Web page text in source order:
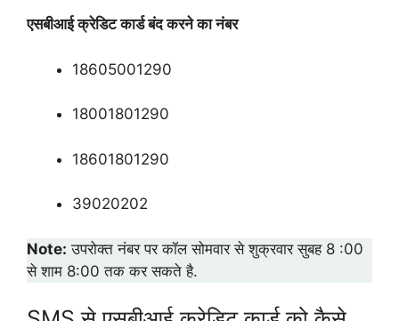
एसबीआई क्रेडिट कार्ड बंद करने का नंबर
18605001290
18001801290
18601801290
39020202
Note: उपरोक्त नंबर पर कॉल सोमवार से शुक्रवार सुबह 8 :00
से शाम 8:00 तक कर सकते है.